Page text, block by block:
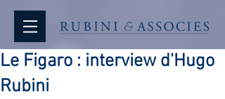
Le Figaro : interview d'Hugo
Rubini